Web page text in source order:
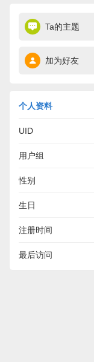
Ta的主题
加为好友
个人资料
UID
用户组
性别
生日
注册时间
最后访问